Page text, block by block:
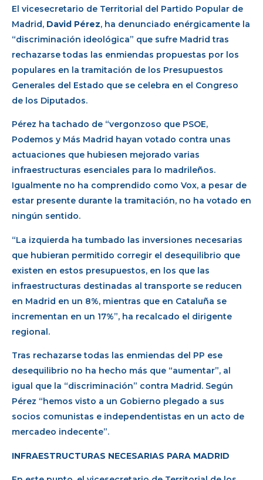
El vicesecretario de Territorial del Partido Popular de
Madrid, David Pérez, ha denunciado enérgicamente la
“discriminación ideológica” que sufre Madrid tras
rechazarse todas las enmiendas propuestas por los
populares en la tramitación de los Presupuestos
Generales del Estado que se celebra en el Congreso
de los Diputados.
Pérez ha tachado de “vergonzoso que PSOE,
Podemos y Más Madrid hayan votado contra unas
actuaciones que hubiesen mejorado varias
infraestructuras esenciales para lo madrileños.
Igualmente no ha comprendido como Vox, a pesar de
estar presente durante la tramitación, no ha votado en
ningún sentido.
“La izquierda ha tumbado las inversiones necesarias
que hubieran permitido corregir el desequilibrio que
existen en estos presupuestos, en los que las
infraestructuras destinadas al transporte se reducen
en Madrid en un 8%, mientras que en Cataluña se
incrementan en un 17%”, ha recalcado el dirigente
regional.
Tras rechazarse todas las enmiendas del PP ese
desequilibrio no ha hecho más que “aumentar”, al
igual que la “discriminación” contra Madrid. Según
Pérez “hemos visto a un Gobierno plegado a sus
socios comunistas e independentistas en un acto de
mercadeo indecente”.
INFRAESTRUCTURAS NECESARIAS PARA MADRID